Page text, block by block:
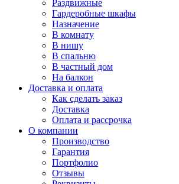
Раздвижные
Гардеробные шкафы
Назначение
В комнату
В нишу
В спальню
В частный дом
На балкон
Доставка и оплата
Как сделать заказ
Доставка
Оплата и рассрочка
О компании
Производство
Гарантия
Портфолио
Отзывы